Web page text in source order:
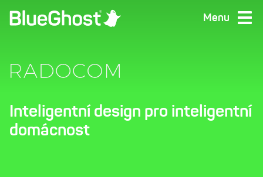
Menu
Inteligentní design pro inteligentní
domácnost